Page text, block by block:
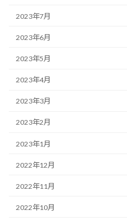
2023年7月
2023年6月
2023年5月
2023年4月
2023年3月
2023年2月
2023年1月
2022年12月
2022年11月
2022年10月